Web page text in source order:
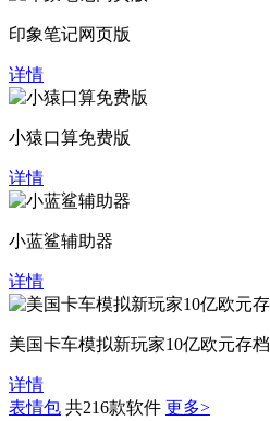
印象笔记网页版
详情
小猿口算免费版
详情
小蓝鲨辅助器
详情
美国卡车模拟新玩家10亿欧元存档
详情
表情包 共216款软件 更多>